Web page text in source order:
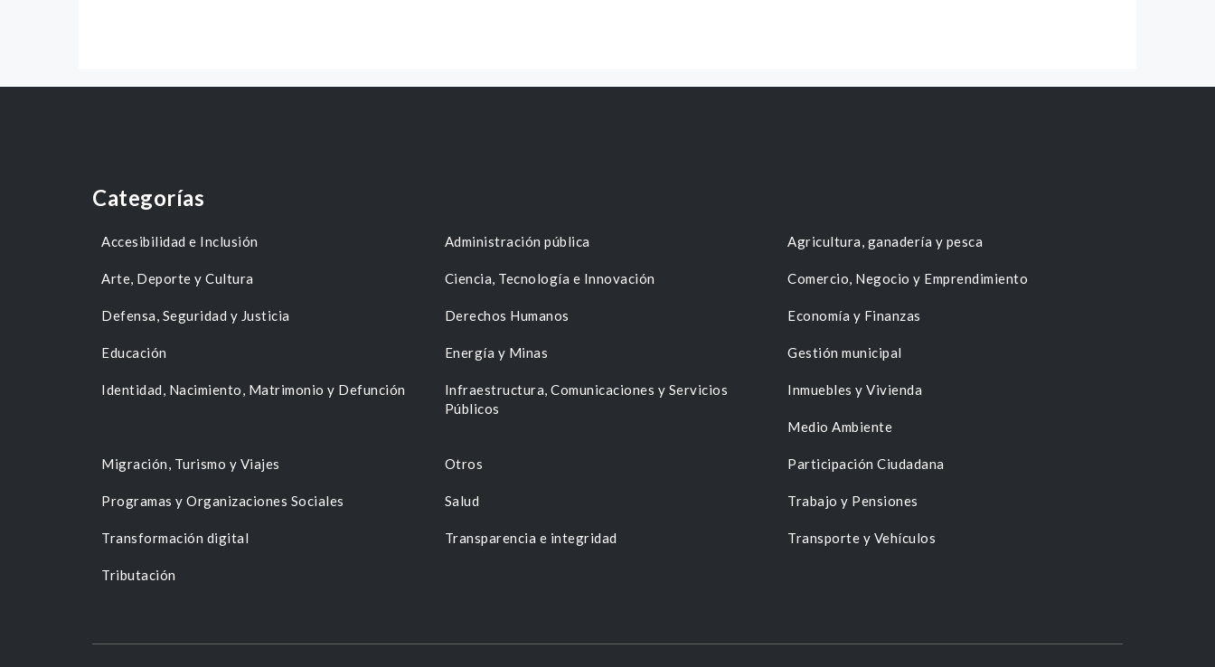
Categorías
Accesibilidad e Inclusión Administración pública Agricultura, ganadería y pesca
Arte, Deporte y Cultura Ciencia, Tecnología e Innovación Comercio, Negocio y Emprendimiento
Defensa, Seguridad y Justicia Derechos Humanos Economía y Finanzas
Educación Energía y Minas Gestión municipal
Identidad, Nacimiento, Matrimonio y Defunción
Infraestructura, Comunicaciones y Servicios
Públicos
Inmuebles y Vivienda
Medio Ambiente
Migración, Turismo y Viajes Otros Participación Ciudadana
Programas y Organizaciones Sociales Salud Trabajo y Pensiones
Transformación digital Transparencia e integridad Transporte y Vehículos
Tributación